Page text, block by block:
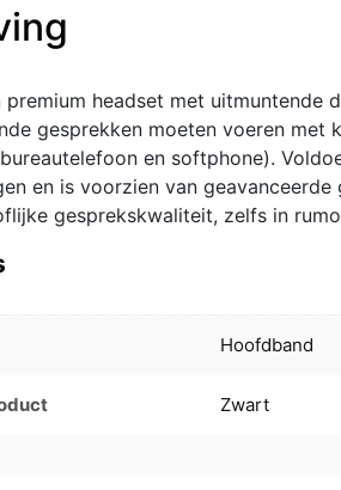
premium headset met
gesprekken moeten voeren met
en softphone).
en is voorzien van
gesprekskwaliteit, zelfs in
Hoofdband
Zwart